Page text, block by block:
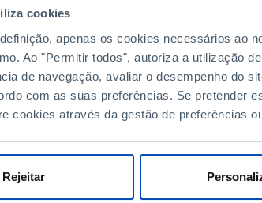
cookies
apenas os cookies necessários ao
Ao "Permitir todos", autoriza a utilização
de navegação, avaliar o desempenho do
com as suas preferências. Se pretender
cookies através da gestão de preferências
Rejeitar
DATA DE FIM